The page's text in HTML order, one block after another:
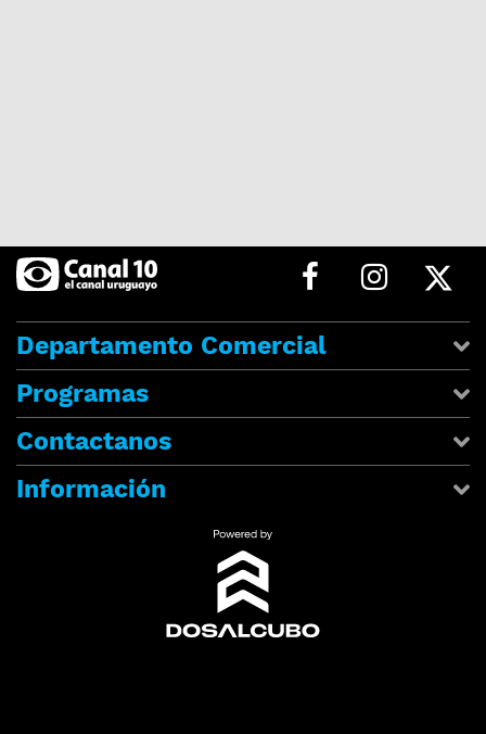
Departamento Comercial
Programas
Contactanos
Información